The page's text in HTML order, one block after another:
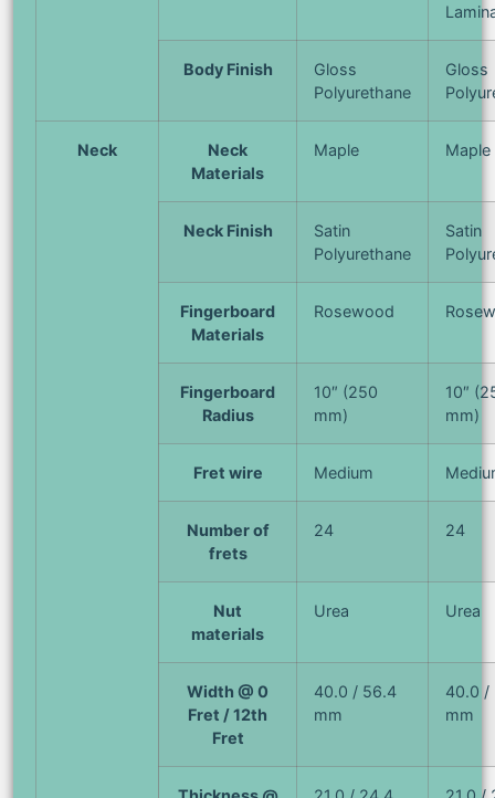
Body Finish
Gloss
Polyurethane
Gloss
Neck
Neck
Materials
Maple Maple
Neck Finish
Satin
Polyurethane
Satin
Fingerboard
Materials
Rosewood
Fingerboard
Radius
10″ (250
mm)
10″
mm)
Fret wire Medium
Number of
frets
24 24
Nut
materials
Urea Urea
Width @ 0
Fret / 12th
Fret
40.0 / 56.4
mm
40.0 /
mm